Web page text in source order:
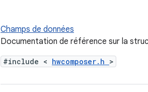
Champs de données
Documentation de référence sur la
#include < hwcomposer.h >